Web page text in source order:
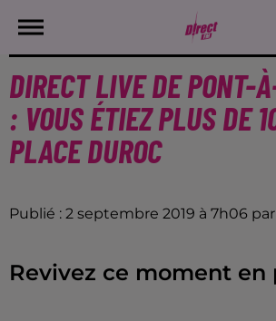
DIRECT LIVE DE PONT-
: VOUS ÉTIEZ PLUS DE
PLACE DUROC
Publié : 2 septembre 2019 à 7h06
Revivez ce moment en